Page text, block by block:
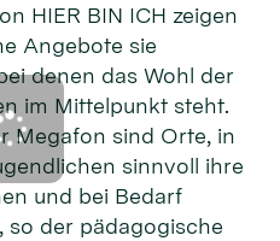
HIER BIN ICH zeigen
Angebote sie
denen das Wohl der
im Mittelpunkt steht.
Megafon sind Orte, in
sinnvoll ihre
und bei Bedarf
so der pädagogische